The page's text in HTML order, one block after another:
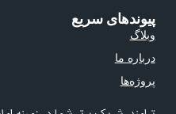
پیوندهای سریع
وبلاگ
درباره ما
پروژه‌ها